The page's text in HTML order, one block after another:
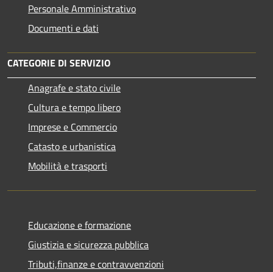
Personale Amministrativo
Documenti e dati
CATEGORIE DI SERVIZIO
Anagrafe e stato civile
Cultura e tempo libero
Imprese e Commercio
Catasto e urbanistica
Mobilità e trasporti
Educazione e formazione
Giustizia e sicurezza pubblica
Tributi,finanze e contravvenzioni